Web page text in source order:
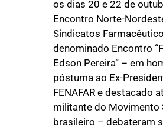
os dias 20 e 22 de
Encontro Norte-
Sindicatos
denominado Encontro
Edson Pereira” – em
póstuma ao Ex-
FENAFAR e destacado
militante do Movimento
brasileiro – debateram